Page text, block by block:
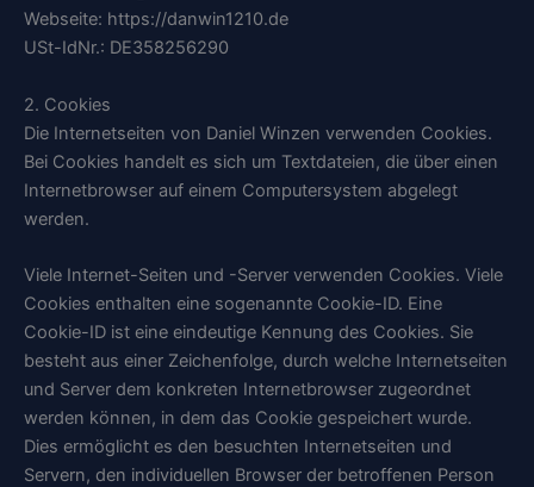
Webseite: https://danwin1210.de
USt-IdNr.: DE358256290
2. Cookies
Die Internetseiten von Daniel Winzen verwenden Cookies.
Bei Cookies handelt es sich um Textdateien, die über einen
Internetbrowser auf einem Computersystem abgelegt
werden.
Viele Internet-Seiten und -Server verwenden Cookies. Viele
Cookies enthalten eine sogenannte Cookie-ID. Eine
Cookie-ID ist eine eindeutige Kennung des Cookies. Sie
besteht aus einer Zeichenfolge, durch welche Internetseiten
und Server dem konkreten Internetbrowser zugeordnet
werden können, in dem das Cookie gespeichert wurde.
Dies ermöglicht es den besuchten Internetseiten und
Servern, den individuellen Browser der betroffenen Person